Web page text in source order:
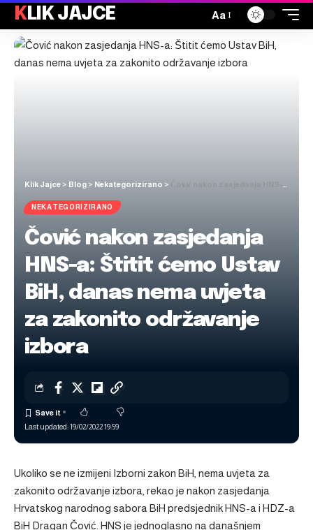
KLIK JAJCE Aa
Klik Jajce > Blog > Nekategorizirano >
NEKATEGORIZIRANO
Čović nakon zasjedanja
HNS-a: Štitit ćemo Ustav
BiH, danas nema uvjeta
za zakonito održavanje
izbora
Last updated: 19/02/2022 19:59
Ukoliko se ne izmijeni Izborni zakon BiH, nema uvjeta za
zakonito održavanje izbora, rekao je nakon zasjedanja
Hrvatskog narodnog sabora BiH predsjednik HNS-a i HDZ-a
BiH Dragan Čović. HNS je jednoglasno na današnjem